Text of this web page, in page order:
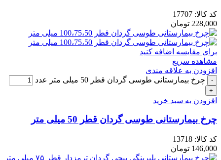
کد کالا: 17707
228,000 تومان
برای مقایسه اضافه کنید
مشاهده سریع
افزودن به علاقه مندی
چرخ بیمارستانی طوسی گردان قطر 50 میلی متر عدد
افزودن به سبد خرید
چرخ بیمارستانی طوسی گردان قطر 50 میلی متر
کد کالا: 13718
146,000 تومان